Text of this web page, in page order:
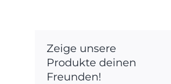
Zeige unsere
Produkte deinen
Freunden!